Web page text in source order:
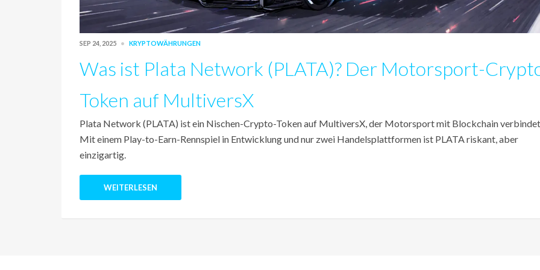
SEP 24, 2025 KRYPTOWÄHRUNGEN
Was ist Plata Network (PLATA)? Der Motorsport-
Token auf MultiversX
Plata Network (PLATA) ist ein Nischen-Crypto-Token auf MultiversX, der Motorsport mit Blockchain
Mit einem Play-to-Earn-Rennspiel in Entwicklung und nur zwei Handelsplattformen ist PLATA riskant, aber
einzigartig.
WEITERLESEN